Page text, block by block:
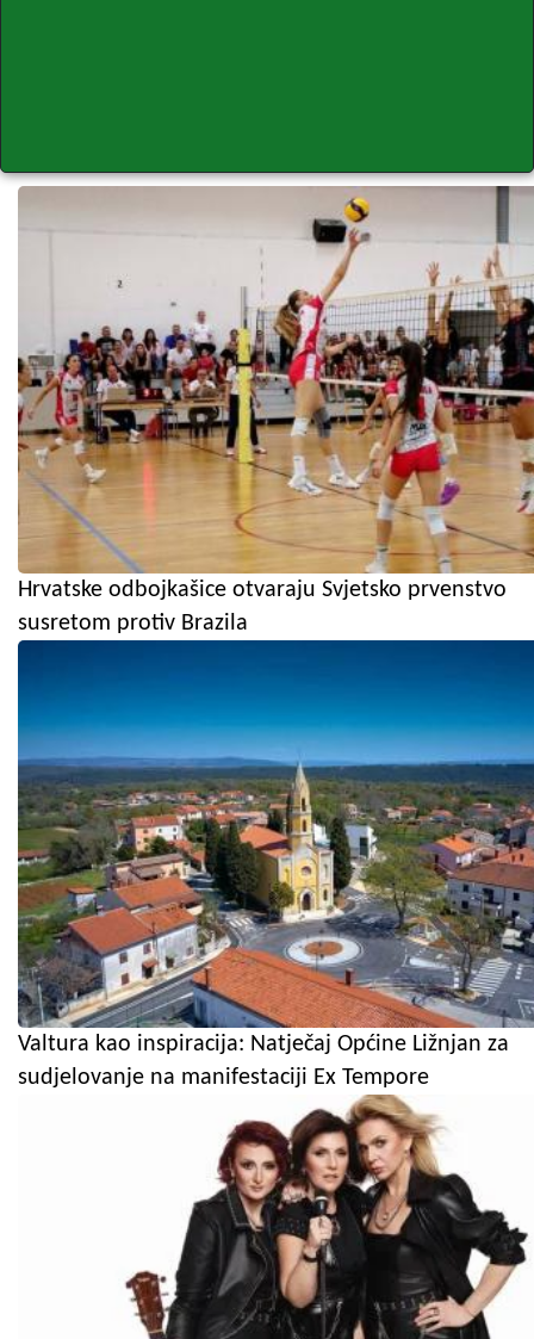
Hrvatske odbojkašice otvaraju Svjetsko prvenstvo
susretom protiv Brazila
Valtura kao inspiracija: Natječaj Općine Ližnjan za
sudjelovanje na manifestaciji Ex Tempore